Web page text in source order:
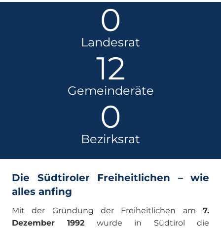
0
Landesrat
12
Gemeinderäte
0
Bezirksrat
Die Südtiroler Freiheitlichen – wie
alles anfing
Mit der Gründung der Freiheitlichen am 7.
Dezember 1992 wurde in Südtirol die